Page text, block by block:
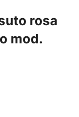
rosa
mod.